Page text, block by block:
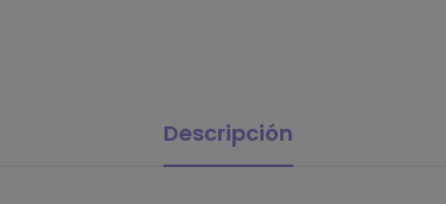
Descripción